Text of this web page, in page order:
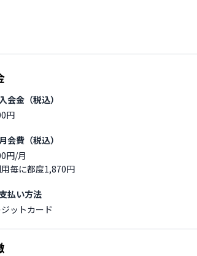
入会金（税込）
円
月会費（税込）
円/月
毎に都度1,870円
払い方法
ットカード